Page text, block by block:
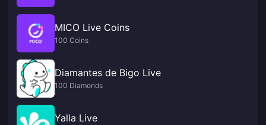
MICO Live Coins
100 Coins
Diamantes de Bigo Live
100 Diamonds
Yalla Live